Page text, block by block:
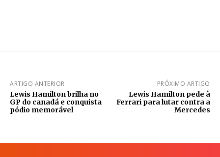
ARTIGO ANTERIOR
Lewis Hamilton brilha no
GP do canadá e conquista
pódio memorável
PRÓXIMO ARTIGO
Lewis Hamilton pede à
Ferrari para lutar contra a
Mercedes